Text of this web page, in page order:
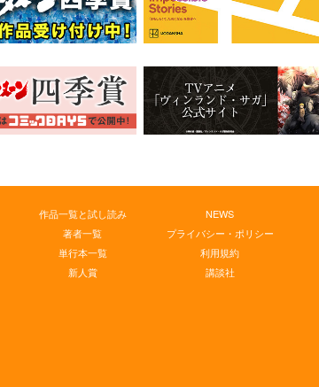
作品一覧と試し読み
著者一覧
単行本一覧
新人賞
NEWS
プライバシー・ポリシー
利用規約
講談社